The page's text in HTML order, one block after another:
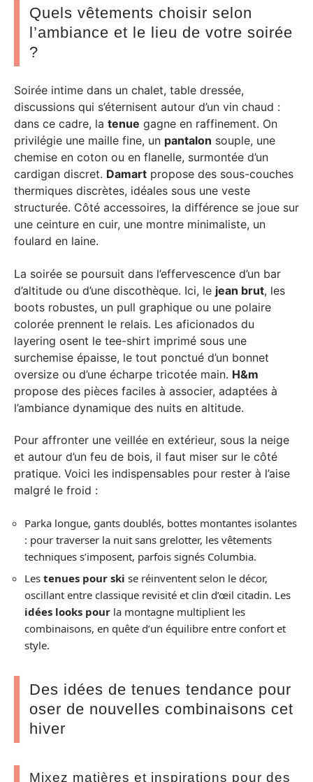
Quels vêtements choisir selon
l’ambiance et le lieu de votre soirée
?
Soirée intime dans un chalet, table dressée,
discussions qui s’éternisent autour d’un vin chaud :
dans ce cadre, la tenue gagne en raffinement. On
privilégie une maille fine, un pantalon souple, une
chemise en coton ou en flanelle, surmontée d’un
cardigan discret. Damart propose des sous-couches
thermiques discrètes, idéales sous une veste
structurée. Côté accessoires, la différence se joue sur
une ceinture en cuir, une montre minimaliste, un
foulard en laine.
La soirée se poursuit dans l’effervescence d’un bar
d’altitude ou d’une discothèque. Ici, le jean brut, les
boots robustes, un pull graphique ou une polaire
colorée prennent le relais. Les aficionados du
layering osent le tee-shirt imprimé sous une
surchemise épaisse, le tout ponctué d’un bonnet
oversize ou d’une écharpe tricotée main. H&m
propose des pièces faciles à associer, adaptées à
l’ambiance dynamique des nuits en altitude.
Pour affronter une veillée en extérieur, sous la neige
et autour d’un feu de bois, il faut miser sur le côté
pratique. Voici les indispensables pour rester à l’aise
malgré le froid :
Parka longue, gants doublés, bottes montantes isolantes
: pour traverser la nuit sans grelotter, les vêtements
techniques s’imposent, parfois signés Columbia.
Les tenues pour ski se réinventent selon le décor,
oscillant entre classique revisité et clin d’œil citadin. Les
idées looks pour la montagne multiplient les
combinaisons, en quête d’un équilibre entre confort et
style.
Des idées de tenues tendance pour
oser de nouvelles combinaisons cet
hiver
Mixez matières et inspirations pour des